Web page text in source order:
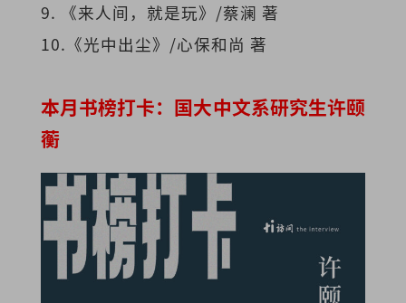
9. 《来人间，就是玩》/蔡澜 著
10.《光中出尘》/心保和尚 著
本月书榜打卡：国大中文系研究生许颐
蘅